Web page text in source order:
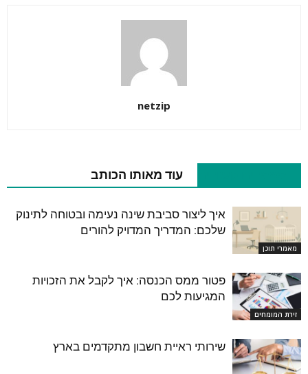
netzip
עוד מאותו הכותב
מאמרי תוכן
איך ליצור סביבת שינה נעימה ובטוחה לתינוק
שלכם: המדריך המדויק להורים
זירת המומחים
פטור ממס הכנסה: איך לקבל את הזכויות
המגיעות לכם
שירותי ראיית חשבון מתקדמים בארץ